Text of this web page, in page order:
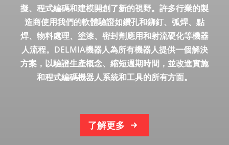
擬、程式編碼和建模開創了新的視野。許多行業的製
造商使用我們的軟體驗證如鑽孔和鉚釘、弧焊、點
焊、物料處理、塗漆、密封劑應用和射流硬化等機器
人流程。DELMIA機器人為所有機器人提供一個解決
方案，以驗證生產概念、縮短週期時間，並改進實施
和程式編碼機器人系統和工具的所有方面。
了解更多